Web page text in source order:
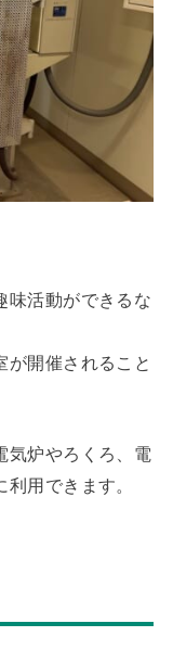
味活動ができるな
が開催されること
気炉やろくろ、電
用できます。